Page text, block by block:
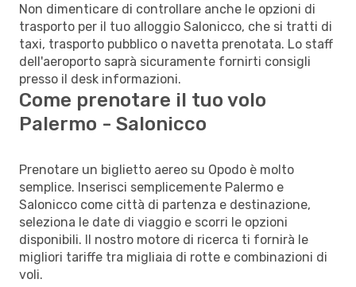
Non dimenticare di controllare anche le opzioni di
trasporto per il tuo alloggio Salonicco, che si tratti di
taxi, trasporto pubblico o navetta prenotata. Lo staff
dell'aeroporto saprà sicuramente fornirti consigli
presso il desk informazioni.
Come prenotare il tuo volo
Palermo - Salonicco
Prenotare un biglietto aereo su Opodo è molto
semplice. Inserisci semplicemente Palermo e
Salonicco come città di partenza e destinazione,
seleziona le date di viaggio e scorri le opzioni
disponibili. Il nostro motore di ricerca ti fornirà le
migliori tariffe tra migliaia di rotte e combinazioni di
voli.